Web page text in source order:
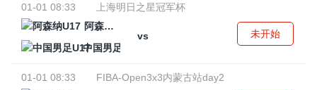
01-01 08:33
上海明日之星冠军杯
阿森纳U17
vs
中国男足U17
未开始
01-01 08:33
FIBA-Open3x3内蒙古站day2